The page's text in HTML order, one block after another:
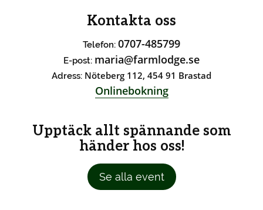
Kontakta oss
Telefon: 0707-485799
E-post: maria@farmlodge.se
Adress: Nöteberg 112, 454 91 Brastad
Onlinebokning
Upptäck allt spännande som
händer hos oss!
Se alla event